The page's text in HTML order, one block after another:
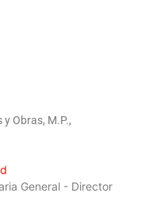
Obras, M.P.,
General - Director